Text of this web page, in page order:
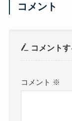
コメント
コメントす
コメント ※